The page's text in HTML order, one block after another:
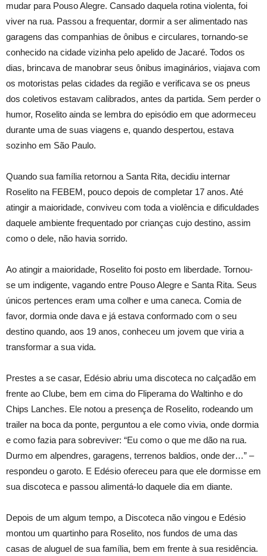
mudar para Pouso Alegre. Cansado daquela rotina violenta, foi
viver na rua. Passou a frequentar, dormir a ser alimentado nas
garagens das companhias de ônibus e circulares, tornando-se
conhecido na cidade vizinha pelo apelido de Jacaré. Todos os
dias, brincava de manobrar seus ônibus imaginários, viajava com
os motoristas pelas cidades da região e verificava se os pneus
dos coletivos estavam calibrados, antes da partida. Sem perder o
humor, Roselito ainda se lembra do episódio em que adormeceu
durante uma de suas viagens e, quando despertou, estava
sozinho em São Paulo.
Quando sua família retornou a Santa Rita, decidiu internar
Roselito na FEBEM, pouco depois de completar 17 anos. Até
atingir a maioridade, conviveu com toda a violência e dificuldades
daquele ambiente frequentado por crianças cujo destino, assim
como o dele, não havia sorrido.
Ao atingir a maioridade, Roselito foi posto em liberdade. Tornou-
se um indigente, vagando entre Pouso Alegre e Santa Rita. Seus
únicos pertences eram uma colher e uma caneca. Comia de
favor, dormia onde dava e já estava conformado com o seu
destino quando, aos 19 anos, conheceu um jovem que viria a
transformar a sua vida.
Prestes a se casar, Edésio abriu uma discoteca no calçadão em
frente ao Clube, bem em cima do Fliperama do Waltinho e do
Chips Lanches. Ele notou a presença de Roselito, rodeando um
trailer na boca da ponte, perguntou a ele como vivia, onde dormia
e como fazia para sobreviver: “Eu como o que me dão na rua.
Durmo em alpendres, garagens, terrenos baldios, onde der…” –
respondeu o garoto. E Edésio ofereceu para que ele dormisse em
sua discoteca e passou alimentá-lo daquele dia em diante.
Depois de um algum tempo, a Discoteca não vingou e Edésio
montou um quartinho para Roselito, nos fundos de uma das
casas de aluguel de sua família, bem em frente à sua residência.